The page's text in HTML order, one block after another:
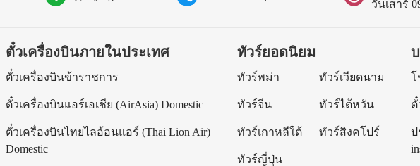
วันเสาร์
ตั๋วเครื่องบินภายในประเทศ
ตั๋วเครื่องบินข้าราชการ
ตั๋วเครื่องบินแอร์เอเชีย (AirAsia) Domestic
ตั๋วเครื่องบินไทยไลอ้อนแอร์ (Thai Lion Air)
Domestic
ทัวร์ยอดนิยม
ทัวร์พม่า ทัวร์เวียดนาม
ทัวร์จีน ทัวร์ไต้หวัน
ทัวร์เกาหลีใต้ ทัวร์สิงคโปร์
ทัวร์ญี่ปุ่น
โ
ตั๋
ป